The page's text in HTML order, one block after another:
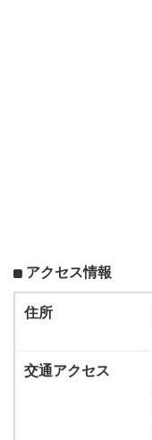
アクセス情報
住所
交通アクセス